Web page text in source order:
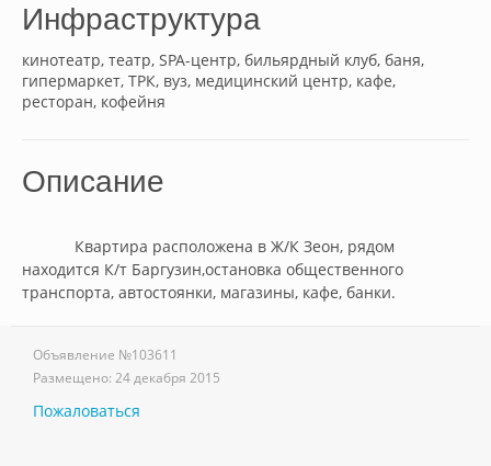
Инфраструктура
кинотеатр, театр, SPA-центр, бильярдный клуб, баня,
гипермаркет, ТРК, вуз, медицинский центр, кафе,
ресторан, кофейня
Описание
находится К/т Баргузин,остановка общественного
транспорта, автостоянки, магазины, кафе, банки.
Объявление №103611
Размещено: 24 декабря 2015
Пожаловаться